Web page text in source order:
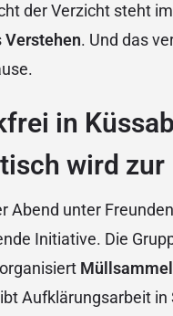
der Verzicht steht
Verstehen. Und das
in
wird zur
Abend unter
Initiative. Die
Aufklärungsarbeit in